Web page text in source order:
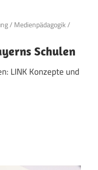
/ Medienpädagogik/
Schulen
LINK Konzepte und